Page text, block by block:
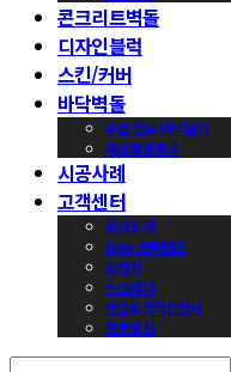
콘크리트벽돌
디자인블럭
스킨/커버
바닥벽돌
수입 점토 바닥블럭
국내점토블록
시공사례
고객센터
회사소개
Now 브릭랜드
동영상
뉴스레터
샘플&견적신청서
프로모션